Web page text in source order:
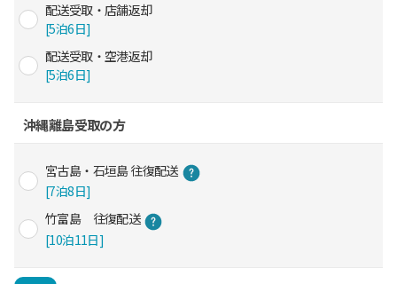
配送受取・店舗返却
[5泊6日]
配送受取・空港返却
[5泊6日]
沖縄離島受取の方
宮古島・石垣島 往復配送
[7泊8日]
竹富島 往復配送
[10泊11日]